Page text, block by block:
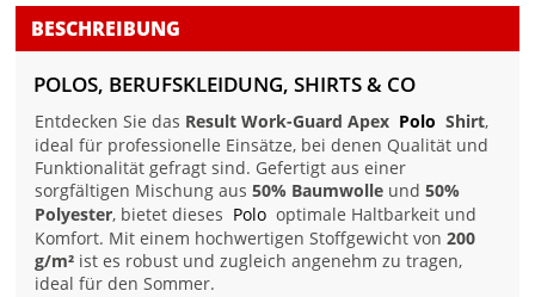
BESCHREIBUNG
POLOS, BERUFSKLEIDUNG, SHIRTS & CO
Entdecken Sie das Result Work-Guard Apex Polo Shirt,
ideal für professionelle Einsätze, bei denen Qualität und
Funktionalität gefragt sind. Gefertigt aus einer
sorgfältigen Mischung aus50% Baumwolle und50%
Polyester, bietet dieses Polo optimale Haltbarkeit und
Komfort. Mit einem hochwertigen Stoffgewicht von200
g/m² ist es robust und zugleich angenehm zu tragen,
ideal für den Sommer.